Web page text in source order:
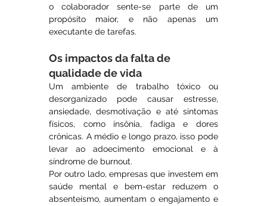
o colaborador sente-se parte de um
propósito maior, e não apenas um
executante de tarefas.
Os impactos da falta de
qualidade de vida
Um ambiente de trabalho tóxico ou
desorganizado pode causar estresse,
ansiedade, desmotivação e até sintomas
físicos, como insônia, fadiga e dores
crônicas. A médio e longo prazo, isso pode
levar ao adoecimento emocional e à
síndrome de burnout.
Por outro lado, empresas que investem em
saúde mental e bem-estar reduzem o
absenteísmo, aumentam o engajamento e